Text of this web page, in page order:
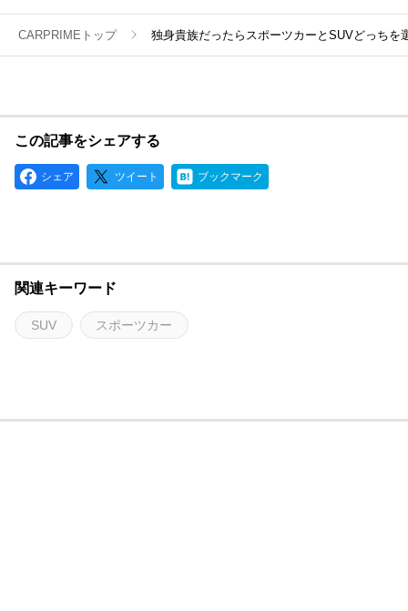
CARPRIMEトップ 独身貴族だったらスポーツカーとSUVどっちを
この記事をシェアする
シェア ツイート ブックマーク
関連キーワード
SUV スポーツカー